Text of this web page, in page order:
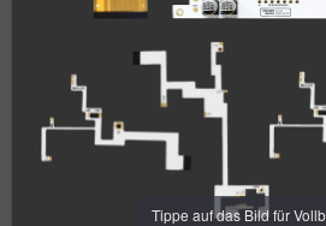
Tippe auf das Bild für